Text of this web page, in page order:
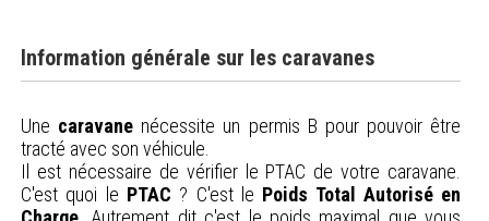
Information générale sur les caravanes
Une caravane nécessite un permis B pour pouvoir être
tracté avec son véhicule.
Il est nécessaire de vérifier le PTAC de votre caravane.
C'est quoi le PTAC ? C'est le Poids Total Autorisé en